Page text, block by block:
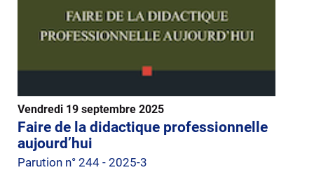
Vendredi 19 septembre 2025
Faire de la didactique professionnelle
aujourd’hui
Parution n° 244 - 2025-3